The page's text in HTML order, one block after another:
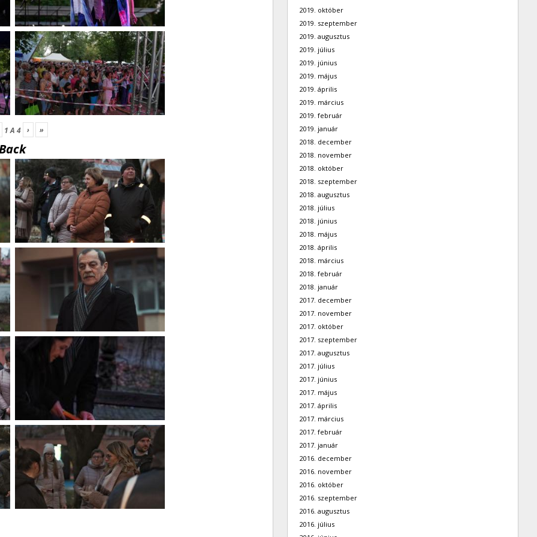
1A 4 › »
2019. október
2019. szeptember
2019. augusztus
2019. július
2019. június
2019. május
2019. április
2019. március
2019. február
2019. január
2018. december
2018. november
2018. október
2018. szeptember
2018. augusztus
2018. július
2018. június
2018. május
2018. április
2018. március
2018. február
2018. január
2017. december
2017. november
2017. október
2017. szeptember
2017. augusztus
2017. július
2017. június
2017. május
2017. április
2017. március
2017. február
2017. január
2016. december
2016. november
2016. október
2016. szeptember
2016. augusztus
2016. július